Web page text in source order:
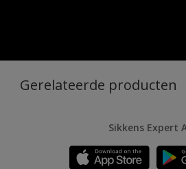
Gerelateerde producten
Sikkens Expert